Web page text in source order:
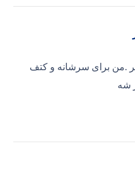
.من برای سرشانه و کتف
شه